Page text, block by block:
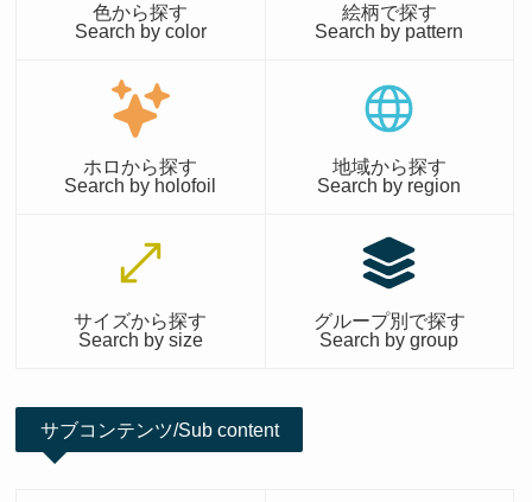
色から探す
Search by color
絵柄で探す
Search by pattern
ホロから探す
Search by holofoil
地域から探す
Search by region
サイズから探す
Search by size
グループ別で探す
Search by group
サブコンテンツ/Sub content